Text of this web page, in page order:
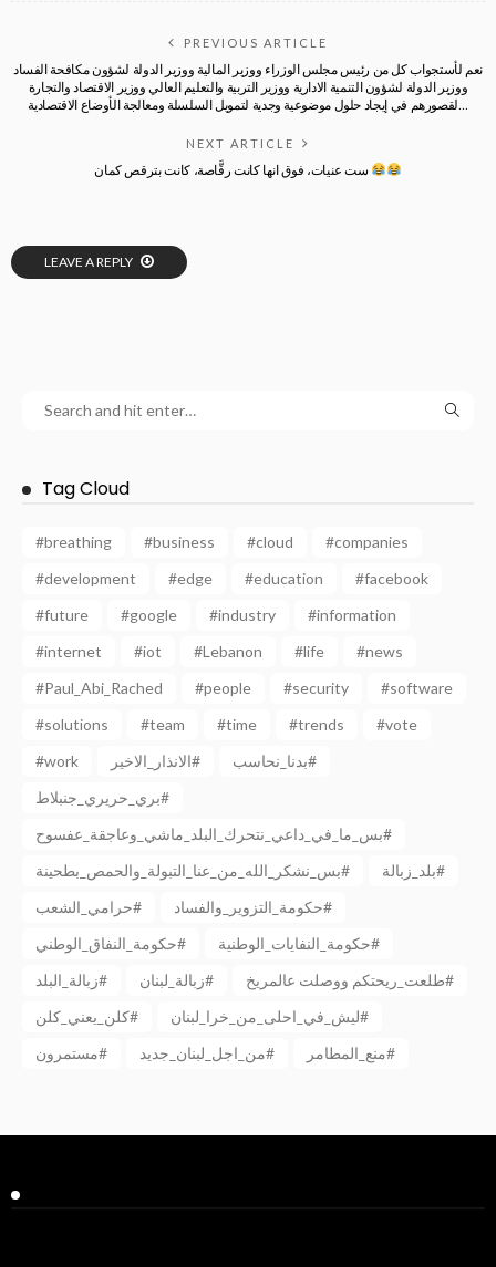
PREVIOUS ARTICLE
نعم لأستجواب كل من رئيس مجلس الوزراء ووزير المالية ووزير الدولة لشؤون مكافحة الفساد
ووزير الدولة لشؤون التنمية الادارية ووزير التربية والتعليم العالي ووزير الاقتصاد والتجارة
لقصورهم في إيجاد حلول موضوعية وجدية لتمويل السلسلة ومعالجة الأوضاع الاقتصادية…
NEXT ARTICLE
LEAVE A REPLY
Tag Cloud
#breathing #business #cloud
#companies
#development
#edge #education
#facebook
#future
#google #industry
#information
#internet
#iot #Lebanon #life
#news
#Paul_Abi_Rached
#people #security
#software
#solutions
#team #time #trends
#vote
#work
الانذار_الاخير#
بدنا_نحاسب#
بري_حريري_جنبلاط#
بس_ما_في_داعي_نتحرك_البلد_ماشي_وعاجقة_عفسوح#
بس_نشكر_الله_من_عنا_التبولة_والحمص_بطحينة#
بلد_زبالة#
حرامي_الشعب#
حكومة_التزوير_والفساد#
حكومة_النفاق_الوطني#
حكومة_النفايات_الوطنية#
زبالة_البلد#
زبالة_لبنان#
طلعت_ريحتكم ووصلت عالمريخ#
كلن_يعني_كلن#
ليش_في_احلى_من_خرا_لبنان#
مستمرون#
من_اجل_لبنان_جديد# منع_المطامر#